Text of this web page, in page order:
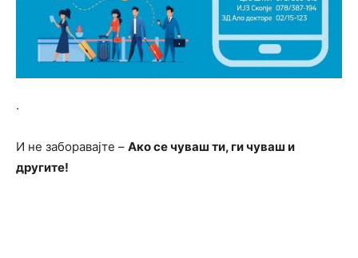
.
И не заборавајте – Ако се чуваш ти, ги чуваш и
другите!